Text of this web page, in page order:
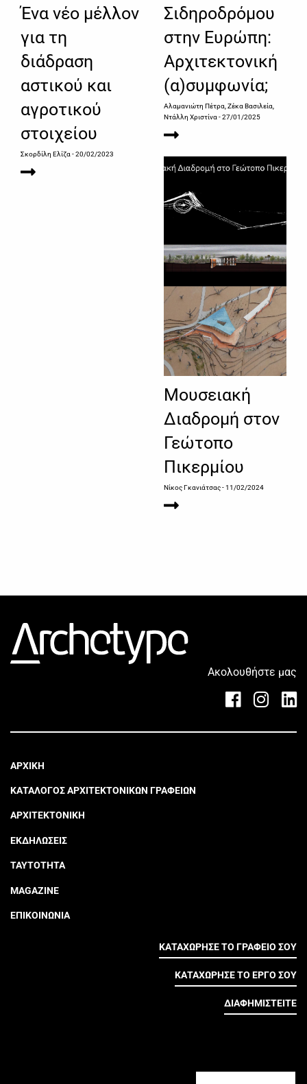
Ένα νέο μέλλον
για τη
διάδραση
αστικού και
αγροτικού
στοιχείου
Σκορδίλη Ελίζα - 20/02/2023
Σιδηροδρόμου
στην Ευρώπη:
Αρχιτεκτονική
(α)συμφωνία;
Αλαμανιώτη Πέτρα, Ζέκα Βασιλεία,
Ντάλλη Χριστίνα - 27/01/2025
Μουσειακή
Διαδρομή στον
Γεώτοπο
Πικερμίου
Νίκος Γκανιάτσας- 11/02/2024
Ακολουθήστε μας
ΑΡΧΙΚΗ
ΚΑΤΑΛΟΓΟΣ ΑΡΧΙΤΕΚΤΟΝΙΚΩΝ ΓΡΑΦΕΙΩΝ
ΑΡΧΙΤΕΚΤΟΝΙΚΗ
ΕΚΔΗΛΩΣΕΙΣ
ΤΑΥΤΟΤΗΤΑ
MAGAZINE
ΕΠΙΚΟΙΝΩΝΙΑ
ΚΑΤΑΧΩΡΗΣΕ ΤΟ ΓΡΑΦΕΙΟ ΣΟΥ
ΚΑΤΑΧΩΡΗΣΕ ΤΟ ΕΡΓΟ ΣΟΥ
ΔΙΑΦΗΜΙΣΤΕΙΤΕ